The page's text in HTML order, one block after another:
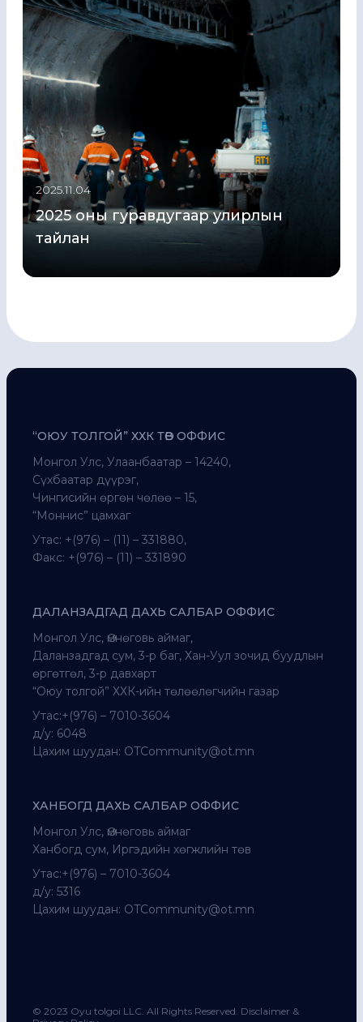
2025.11.04
2025 оны гуравдугаар улирлын
тайлан
“ОЮУ ТОЛГОЙ” ХХК ТӨВ ОФФИС
Монгол Улс, Улаанбаатар – 14240,
Сүхбаатар дүүрэг,
Чингисийн өргөн чөлөө – 15,
“Моннис” цамхаг
Утас: +(976) – (11) – 331880,
Факс: +(976) – (11) – 331890
ДАЛАНЗАДГАД ДАХЬ САЛБАР ОФФИС
Монгол Улс, Өмнөговь аймаг,
Даланзадгад сум, 3-р баг, Хан-Уул зочид буудлын
өргөтгөл, 3-р давхарт
“Оюу толгой” ХХК-ийн төлөөлөгчийн газар
Утас:+(976) – 7010-3604
д/у: 6048
Цахим шуудан: OTCommunity@ot.mn
ХАНБОГД ДАХЬ САЛБАР ОФФИС
Монгол Улс, Өмнөговь аймаг
Ханбогд сум, Иргэдийн хөгжлийн төв
Утас:+(976) – 7010-3604
д/у: 5316
Цахим шуудан: OTCommunity@ot.mn
© 2023 Oyu tolgoi LLC. All Rights Reserved. Disclaimer &